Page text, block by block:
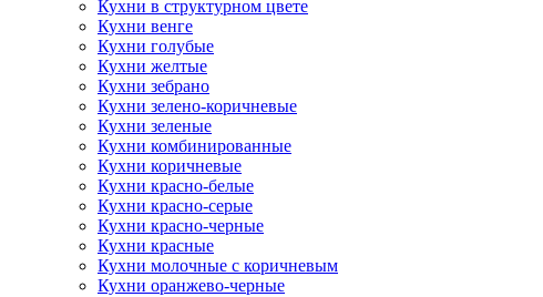
Кухни в структурном цвете
Кухни венге
Кухни голубые
Кухни желтые
Кухни зебрано
Кухни зелено-коричневые
Кухни зеленые
Кухни комбинированные
Кухни коричневые
Кухни красно-белые
Кухни красно-серые
Кухни красно-черные
Кухни красные
Кухни молочные с коричневым
Кухни оранжево-черные